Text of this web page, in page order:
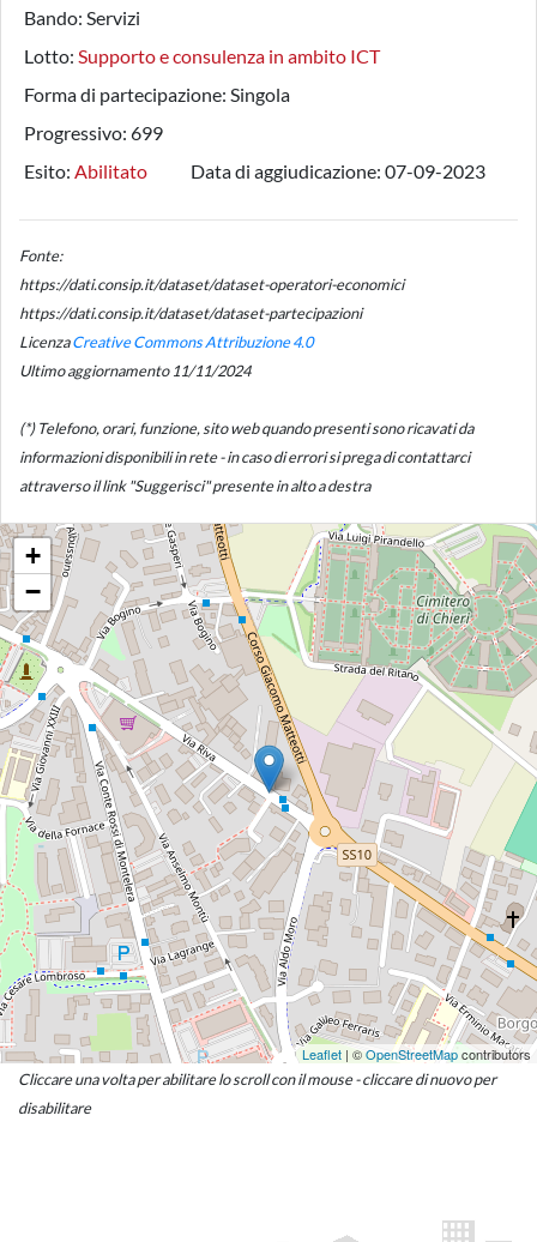
Bando: Servizi
Lotto: Supporto e consulenza in ambito ICT
Forma di partecipazione: Singola
Progressivo: 699
Esito: Abilitato Data di aggiudicazione: 07-09-2023
Fonte:
https://dati.consip.it/dataset/dataset-operatori-economici
https://dati.consip.it/dataset/dataset-partecipazioni
LicenzaCreative Commons Attribuzione 4.0
Ultimo aggiornamento 11/11/2024
(*) Telefono, orari, funzione, sito web quando presenti sono ricavati da
informazioni disponibili in rete - in caso di errori si prega di contattarci
attraverso il link "Suggerisci" presente in alto a destra
+
−
Leaflet | ©OpenStreetMapcontributors
Cliccare una volta per abilitare lo scroll con il mouse - cliccare di nuovo per
disabilitare